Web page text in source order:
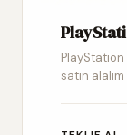
PlayStation
satın alalım